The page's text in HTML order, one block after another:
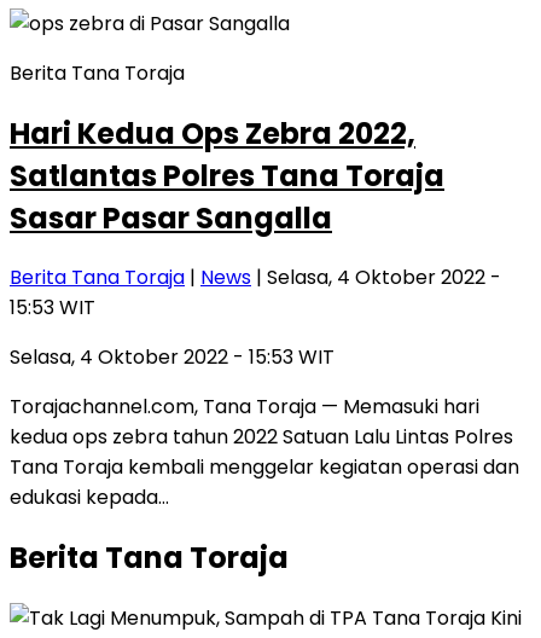
Berita Tana Toraja
Hari Kedua Ops Zebra 2022,
Satlantas Polres Tana Toraja
Sasar Pasar Sangalla
Berita Tana Toraja | News | Selasa, 4 Oktober 2022 -
15:53 WIT
Selasa, 4 Oktober 2022 - 15:53 WIT
Torajachannel.com, Tana Toraja — Memasuki hari
kedua ops zebra tahun 2022 Satuan Lalu Lintas Polres
Tana Toraja kembali menggelar kegiatan operasi dan
edukasi kepada…
Berita Tana Toraja